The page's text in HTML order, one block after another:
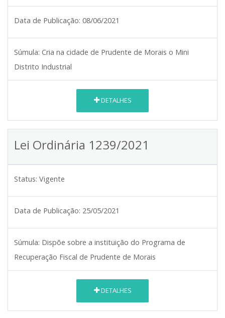
Data de Publicação: 08/06/2021
Súmula: Cria na cidade de Prudente de Morais o Mini
Distrito Industrial
DETALHES
Lei Ordinária 1239/2021
Status: Vigente
Data de Publicação: 25/05/2021
Súmula: Dispõe sobre a instituição do Programa de
Recuperação Fiscal de Prudente de Morais
DETALHES